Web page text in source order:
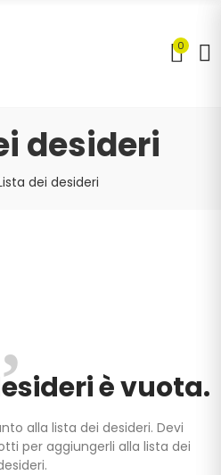
0
desideri
dei desideri
è vuota.
alla lista dei desideri. Devi
per aggiungerli alla lista dei